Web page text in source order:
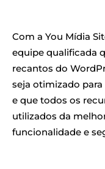
Com a You Mídia
equipe qualificada
recantos do
seja otimizado para
e que todos os
utilizados da
funcionalidade e